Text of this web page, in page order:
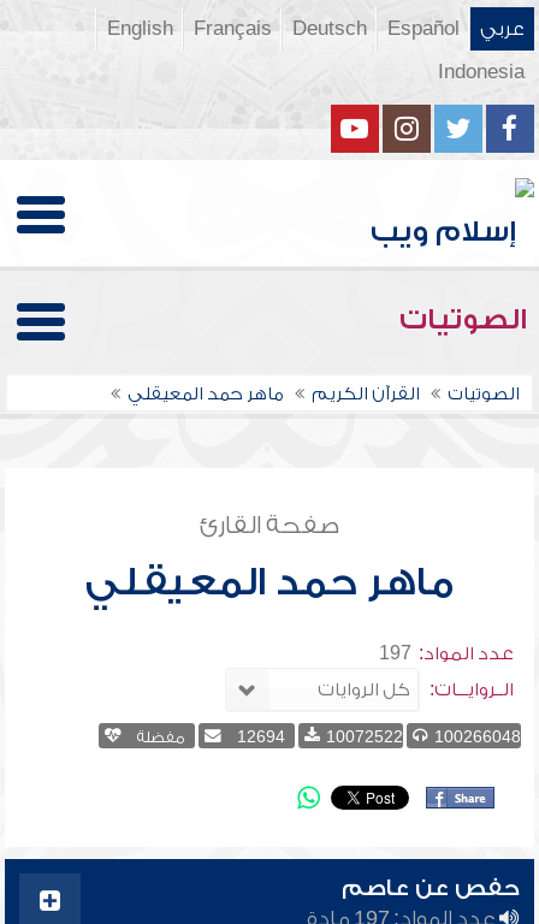
عربي Español
Deutsch
Français
English
Indonesia
الصوتيات
الصوتيات القرآن الكريم ماهر حمد المعيقلي
صفحة القارئ
ماهر حمد المعيقلي
عدد المواد: 197
الــروايـــات:
100266048
10072522
12694 مفضلة
حفص عن عاصم
عدد المواد: 197 مادة